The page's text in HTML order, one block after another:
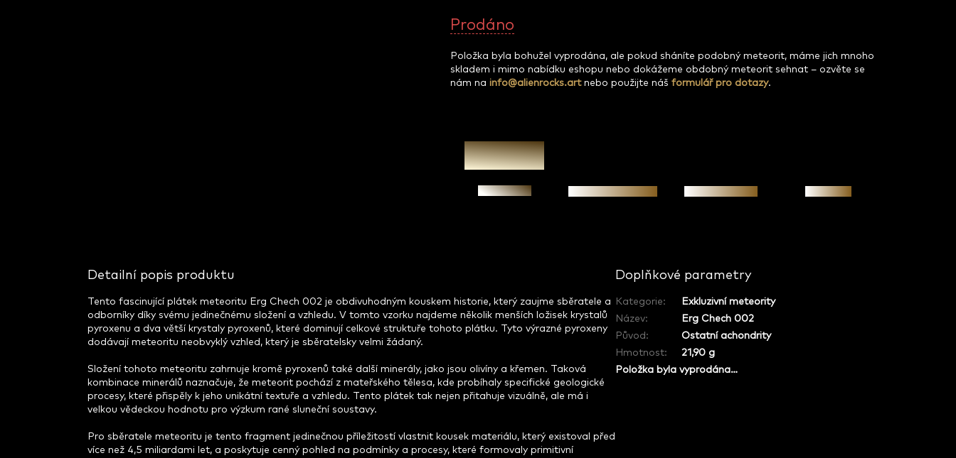
cena:
Prodáno
Položka byla bohužel vyprodána, ale pokud sháníte podobný meteorit, máme jich mnoho
skladem i mimo nabídku eshopu nebo dokážeme obdobný meteorit sehnat – ozvěte se
nám nainfo@alienrocks.artnebo použijte nášformulář pro dotazy.
Zeptat se
Detailní popis produktu
Tento fascinující plátek meteoritu Erg Chech 002 je obdivuhodným kouskem historie, který zaujme sběratele a
odborníky díky svému jedinečnému složení a vzhledu. V tomto vzorku najdeme několik menších ložisek krystalů
pyroxenu a dva větší krystaly pyroxenů, které dominují celkové struktuře tohoto plátku. Tyto výrazné pyroxeny
dodávají meteoritu neobvyklý vzhled, který je sběratelsky velmi žádaný.
Složení tohoto meteoritu zahrnuje kromě pyroxenů také další minerály, jako jsou olivíny a křemen. Taková
kombinace minerálů naznačuje, že meteorit pochází z mateřského tělesa, kde probíhaly specifické geologické
procesy, které přispěly k jeho unikátní textuře a vzhledu. Tento plátek tak nejen přitahuje vizuálně, ale má i
velkou vědeckou hodnotu pro výzkum rané sluneční soustavy.
Pro sběratele meteoritu je tento fragment jedinečnou příležitostí vlastnit kousek materiálu, který existoval před
více než 4,5 miliardami let, a poskytuje cenný pohled na podmínky a procesy, které formovaly primitivní
Doplňkové parametry
Kategorie:
Exkluzivní meteority
Název:
Erg Chech 002
Původ :
Ostatní achondrity
Hmotnost:
21,90 g
Položka byla vyprodána…